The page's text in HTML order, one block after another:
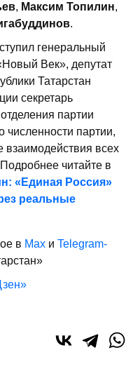
, Максим Топилин,
.
генеральный
Век», депутат
Татарстан
секретарь
партии
партии,
взаимодействия всех
читайте в
«Единая Россия»
реальные
в Max и Telegram-